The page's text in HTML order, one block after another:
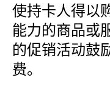
使持卡人得以
能力的商品或
的促销活动鼓
费。